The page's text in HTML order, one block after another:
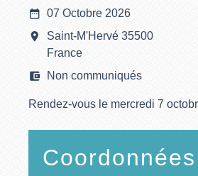
date_range 07 Octobre 2026
room
Saint-M'Hervé 35500
France
account_balance_wallet Non communiqués
Rendez-vous le mercredi 7